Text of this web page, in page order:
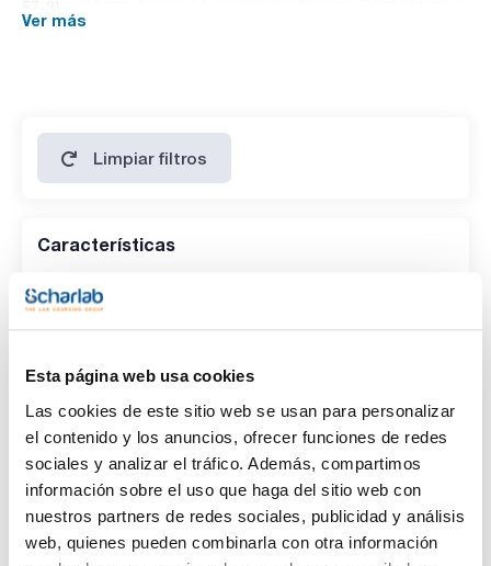
Esta página web usa cookies
Las cookies de este sitio web se usan para personalizar
el contenido y los anuncios, ofrecer funciones de redes
sociales y analizar el tráfico. Además, compartimos
información sobre el uso que haga del sitio web con
nuestros partners de redes sociales, publicidad y análisis
web, quienes pueden combinarla con otra información
Ver más
Limpiar filtros
Características
Disolvente
Envase
Ampoule(1)
Volumen
1 mL(1)